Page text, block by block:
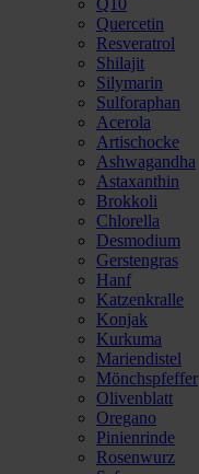
Q10
Quercetin
Resveratrol
Shilajit
Silymarin
Sulforaphan
Acerola
Artischocke
Ashwagandha
Astaxanthin
Brokkoli
Chlorella
Desmodium
Gerstengras
Hanf
Katzenkralle
Konjak
Kurkuma
Mariendistel
Mönchspfeffer
Olivenblatt
Oregano
Pinienrinde
Rosenwurz